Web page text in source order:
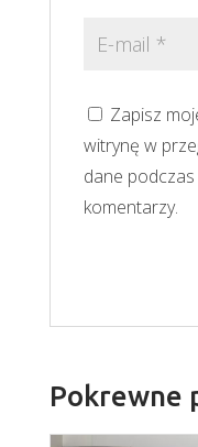
Zapisz
witrynę w
dane
komentarzy.
Pokrewne